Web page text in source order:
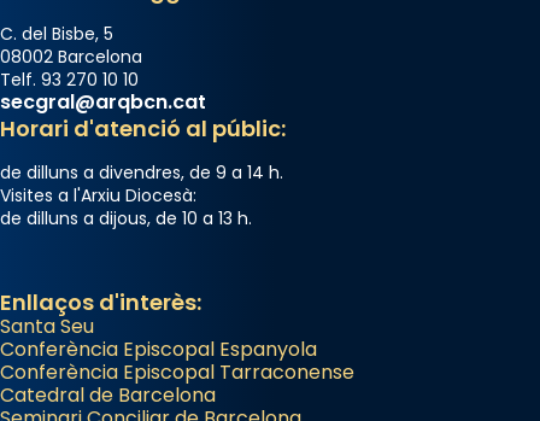
C. del Bisbe, 5
08002 Barcelona
Telf. 93 270 10 10
secgral@arqbcn.cat
Horari d'atenció al públic:
de dilluns a divendres, de 9 a 14 h.
Visites a l'Arxiu Diocesà:
de dilluns a dijous, de 10 a 13 h.
Enllaços d'interès:
Santa Seu
Conferència Episcopal Espanyola
Conferència Episcopal Tarraconense
Catedral de Barcelona